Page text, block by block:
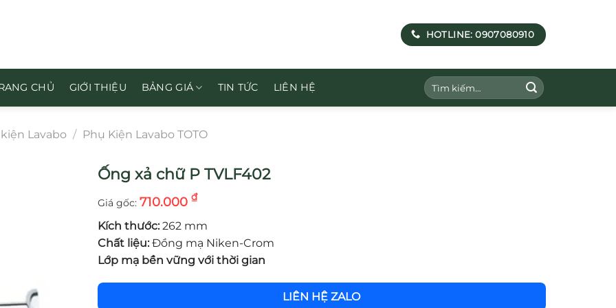
HOTLINE: 0907080910
CHỦ GIỚI THIỆU BẢNG GIÁ TIN TỨC LIÊN HỆ
Tìm
kiếm:
Lavabo / Phụ Kiện Lavabo TOTO
Ống xả chữ P TVLF402
710.000 ₫
Kích thước:262 mm
Chất liệu:Đồng mạ Niken-Crom
Lớp mạ bền vững với thời gian
LIÊN HỆ ZALO